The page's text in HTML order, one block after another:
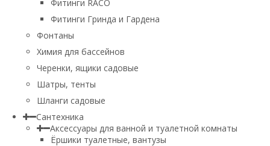
Фитинги RACO
Фитинги Гринда и Гардена
Фонтаны
Химия для бассейнов
Черенки, ящики садовые
Шатры, тенты
Шланги садовые
Сантехника
Аксессуары для ванной и туалетной комнаты
Ёршики туалетные, вантузы